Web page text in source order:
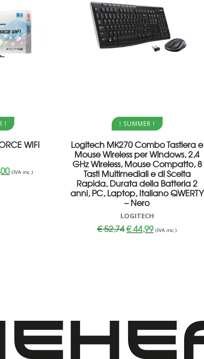
!
WIFI
Il
prezzo
(IVA inc.)
Aggiungi al carrello
! SUMMER !
Logitech MK270 Combo Tastiera e
Mouse Wireless per Windows, 2,4
GHz Wireless, Mouse Compatto, 8
Tasti Multimediali e di Scelta
Rapida, Durata della Batteria 2
anni, PC, Laptop, Italiano QWERTY
– Nero
LOGITECH
€52,74Il
prezzo
€44,99Il
prezzo
(IVA inc.)